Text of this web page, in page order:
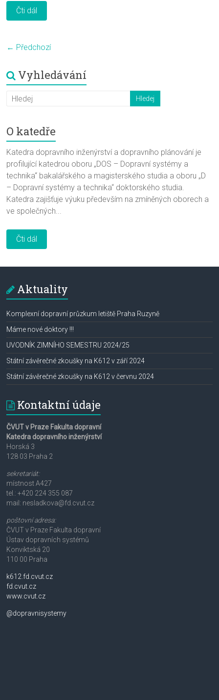
Čti dál
← Předchozí
Vyhledávání
O katedře
Katedra dopravního inženýrství a dopravního plánování je
profilující katedrou oboru „DOS – Dopravní systémy a
technika“ bakalářského a magisterského studia a oboru „D
– Dopravní systémy a technika“ doktorského studia.
Katedra zajišťuje výuku především na zmíněných oborech a
ve společných...
Čti dál
Aktuality
Komplexní dopravní průzkum letiště Praha Ruzyně
Máme nové doktory !!!
UVODNÍK ZIMNÍHO SEMESTRU 2024/25
Státní závěrečné zkoušky na K612 v září 2024
Státní závěrečné zkoušky na K612 v červnu 2024
Kontaktní údaje
ČVUT v Praze Fakulta dopravní
Katedra dopravního inženýrství
Horská 3
128 03 Praha 2
sekretariát:
místnost A427
tel.: +420 224 355 087
mail: nesladkova@fd.cvut.cz
poštovní adresa:
ČVUT v Praze Fakulta dopravní
Ústav dopravních systémů
Konviktská 20
110 00 Praha
k612.fd.cvut.cz
fd.cvut.cz
www.cvut.cz
@dopravnisystemy